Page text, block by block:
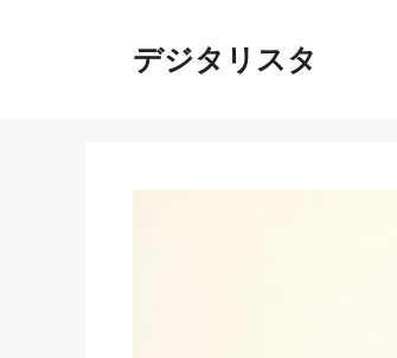
デジタリスタ